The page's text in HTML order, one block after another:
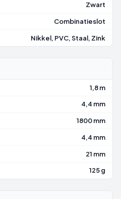
Zwart
Combinatieslot
Nikkel, PVC, Staal, Zink
1,8 m
4,4 mm
1800 mm
4,4 mm
21 mm
125 g